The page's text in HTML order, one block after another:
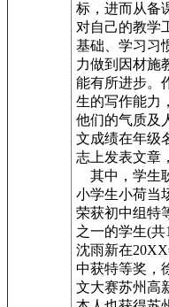
标，进而从备
对自己的教学
基础、学习习
力做到因材施
能有所进步。
生的写作能力
他们的气质及
文成绩在年级
志上发表文章
其中，学生
小学生小荷当
荣获初中组特
之一的学生(
沈雨新在
中获特等奖，
文大赛苏州高